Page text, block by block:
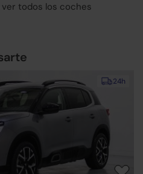
todos los coches
24h